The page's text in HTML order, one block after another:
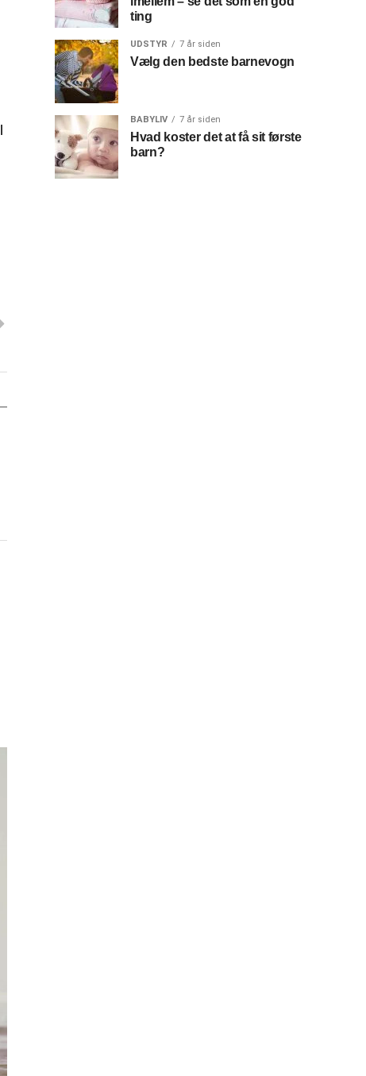
ting
UDSTYR 7 år siden
Vælg den bedste barnevogn
BABYLIV 7 år siden
Hvad koster det at få sit første
barn?